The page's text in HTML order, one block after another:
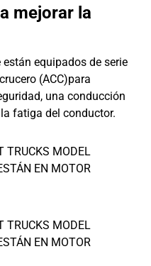
mejorar la
equipados de serie
(ACC)para
una conducción
fatiga del conductor.